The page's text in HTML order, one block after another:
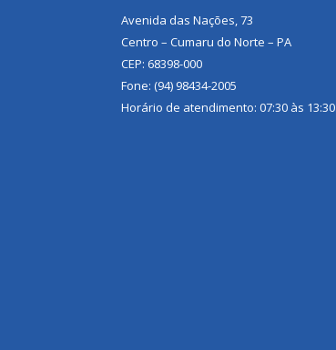
Avenida das Nações, 73
Centro – Cumaru do Norte – PA
CEP: 68398-000
Fone: (94) 98434-2005
Horário de atendimento: 07:30 às 13:30